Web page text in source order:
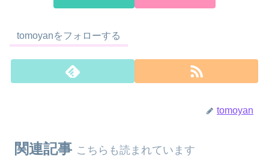
tomoyanをフォローする
tomoyan
関連記事 こちらも読まれています